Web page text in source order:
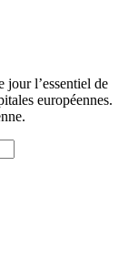
jour l’essentiel de
européennes.